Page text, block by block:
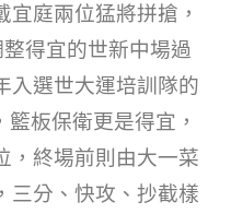
庭兩位猛將拼搶，
得宜的世新中場過
入選世大運培訓隊的
板保衛更是得宜，
，終場前則由大一菜
三分、快攻、抄截樣